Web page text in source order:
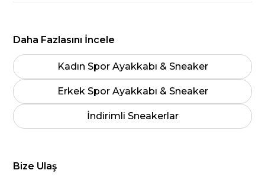
Daha Fazlasını İncele
Kadın Spor Ayakkabı & Sneaker
Erkek Spor Ayakkabı & Sneaker
İndirimli Sneakerlar
Bize Ulaş